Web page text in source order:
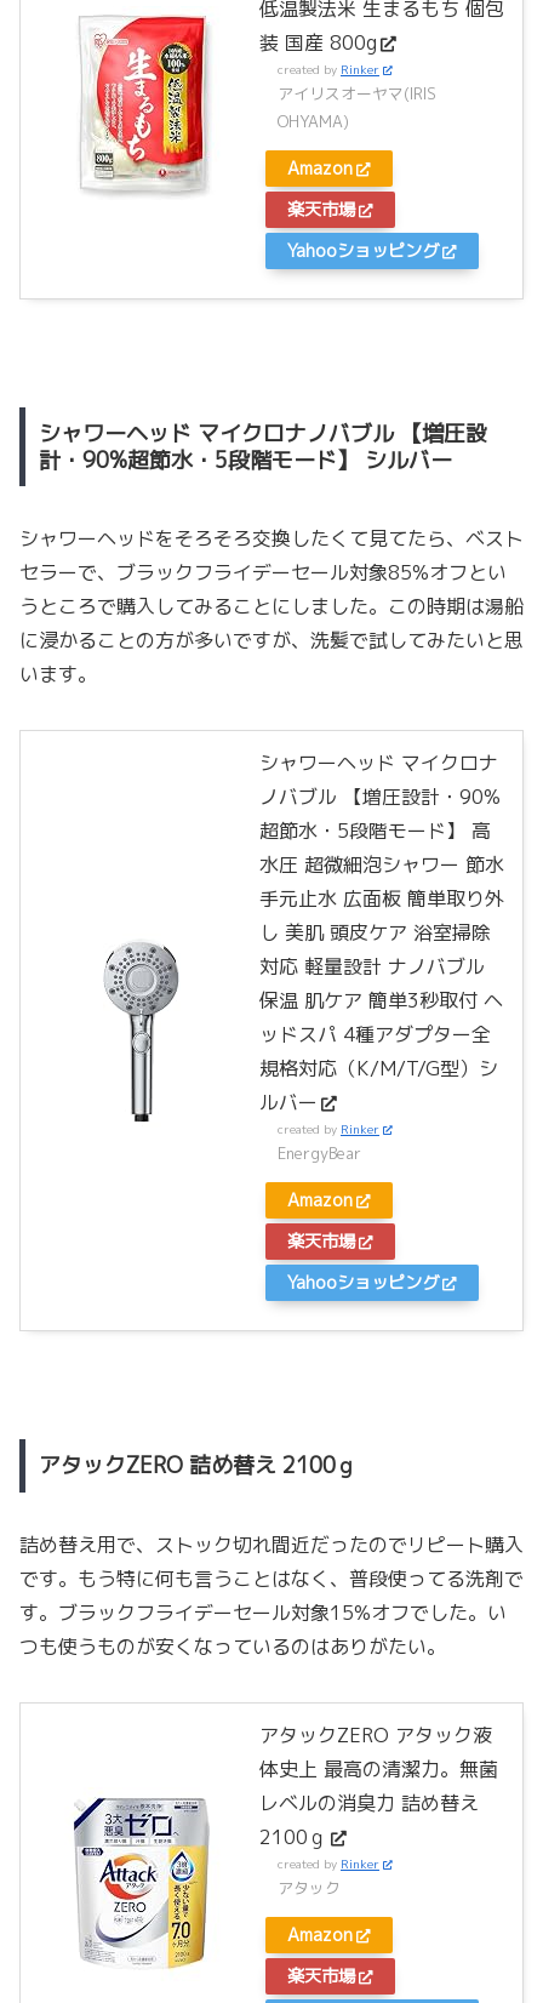
低温製法米 生まるもち 個包
装 国産 800g
created by Rinker
アイリスオーヤマ(IRIS
OHYAMA)
Amazon
楽天市場
Yahooショッピング
シャワーヘッド マイクロナノバブル 【増圧設
計・90%超節水・5段階モード】 シルバー
シャワーヘッドをそろそろ交換したくて見てたら、ベスト
セラーで、ブラックフライデーセール対象85%オフとい
うところで購入してみることにしました。この時期は湯船
に浸かることの方が多いですが、洗髪で試してみたいと思
います。
シャワーヘッド マイクロナ
ノバブル 【増圧設計・90%
超節水・5段階モード】 高
水圧 超微細泡シャワー 節水
手元止水 広面板 簡単取り外
し 美肌 頭皮ケア 浴室掃除
対応 軽量設計 ナノバブル
保温 肌ケア 簡単3秒取付 ヘ
ッドスパ 4種アダプター全
規格対応（K/M/T/G型）シ
ルバー
created by Rinker
EnergyBear
Amazon
楽天市場
Yahooショッピング
アタックZERO 詰め替え 2100ｇ
詰め替え用で、ストック切れ間近だったのでリピート購入
です。もう特に何も言うことはなく、普段使ってる洗剤で
す。ブラックフライデーセール対象15%オフでした。い
つも使うものが安くなっているのはありがたい。
アタックZERO アタック液
体史上 最高の清潔力。無菌
レベルの消臭力 詰め替え
2100ｇ
created by Rinker
アタック
Amazon
楽天市場